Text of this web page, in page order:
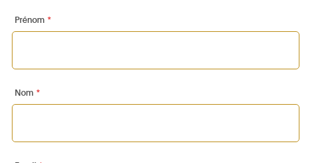
Prénom *
Nom *